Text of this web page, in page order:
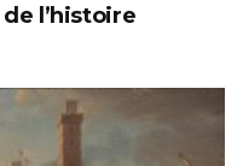
l’histoire